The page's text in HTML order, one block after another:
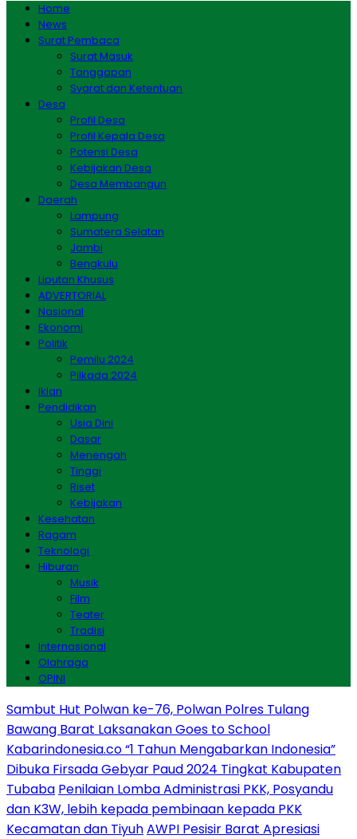
Home
News
Surat Pembaca
Surat Masuk
Tanggapan
Syarat dan Ketentuan
Desa
Profil Desa
Profil Kepala Desa
Potensi Desa
Kebijakan Desa
Desa Membangun
Daerah
Lampung
Sumatera Selatan
Jambi
Bengkulu
Liputan Khusus
ADVERTORIAL
Nasional
Ekonomi
Politik
Pemilu 2024
Pilkada 2024
Iklan
Pendidikan
Usia Dini
Dasar
Menengah
Tinggi
Riset
Kebijakan
Kesehatan
Ragam
Teknologi
Hiburan
Musik
Film
Teater
Tradisi
Internasional
Olahraga
OPINI
Sambut Hut Polwan ke-76, Polwan Polres Tulang
Bawang Barat Laksanakan Goes to School
Kabarindonesia.co “1 Tahun Mengabarkan Indonesia”
Dibuka Firsada Gebyar Paud 2024 Tingkat Kabupaten
Tubaba Penilaian Lomba Administrasi PKK, Posyandu
dan K3W, lebih kepada pembinaan kepada PKK
Kecamatan dan TiyuhAWPI Pesisir Barat Apresiasi